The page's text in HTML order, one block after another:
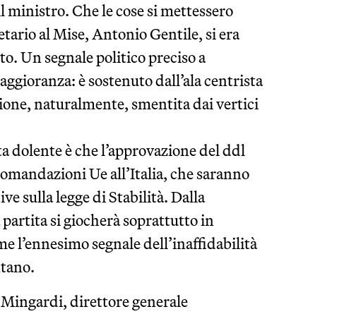
Che le cose si mettessero
al Mise, Antonio Gentile, si era
Un segnale politico preciso a
è sostenuto dall’ala centrista
naturalmente, smentita dai vertici
è che l’approvazione del ddl
Ue all’Italia, che saranno
sulla legge di Stabilità. Dalla
si giocherà soprattutto in
l’ennesimo segnale dell’inaffidabilità
direttore generale